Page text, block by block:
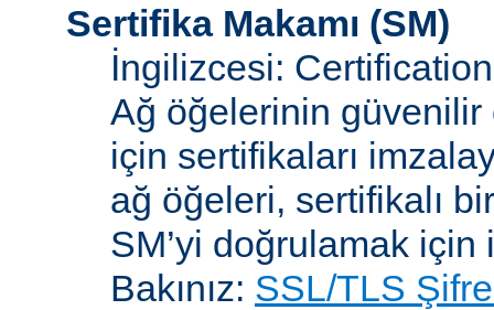
Sertifika Makamı (SM)
İngilizcesi:
Ağ öğelerinin güvenilir
için sertifikaları
ağ öğeleri, sertifikalı
SM’yi doğrulamak için
Bakınız: SSL/TLS